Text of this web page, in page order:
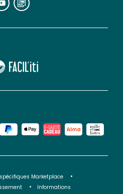
Marketplace
Informations